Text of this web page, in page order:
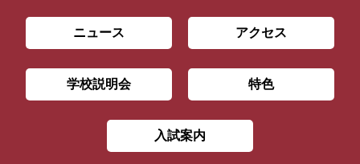
ニュース アクセス
学校説明会 特色
入試案内